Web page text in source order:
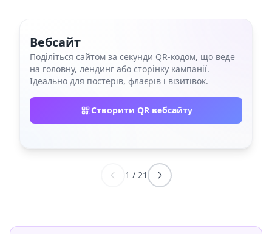
Вебсайт
Поділіться сайтом за секунди QR‑кодом, що веде
на головну, лендинг або сторінку кампанії.
Ідеально для постерів, флаєрів і візитівок.
Створити QR вебсайту
1 / 21